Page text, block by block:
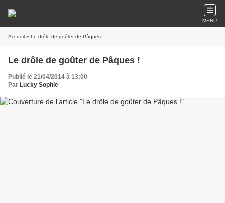
MENU
Accueil » Le drôle de goûter de Pâques !
Le drôle de goûter de Pâques !
Publié le 21/04/2014 à 13:00
Par Lucky Sophie